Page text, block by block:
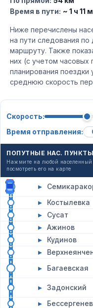
Время в пути: ~ 1 ч 11
Ниже перечислены
на пути следования
маршруту. Также
них (с учетом часовых
планирования
среднюю скорость
Скорость:
Время отправления:
ПОПУТНЫЕ НАС. ПУНКТЫ
Нажмите на любой населенный
посмотреть его на карте
▸
▸ Костылевка
▸ Сусат
▸ Ажинов
▸ Кудинов
▸
▸ Багаевская
▸ Задонский
▸